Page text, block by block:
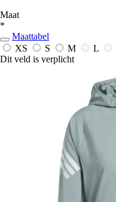
Maat
*
Maattabel
XS
S M L
Dit veld is verplicht